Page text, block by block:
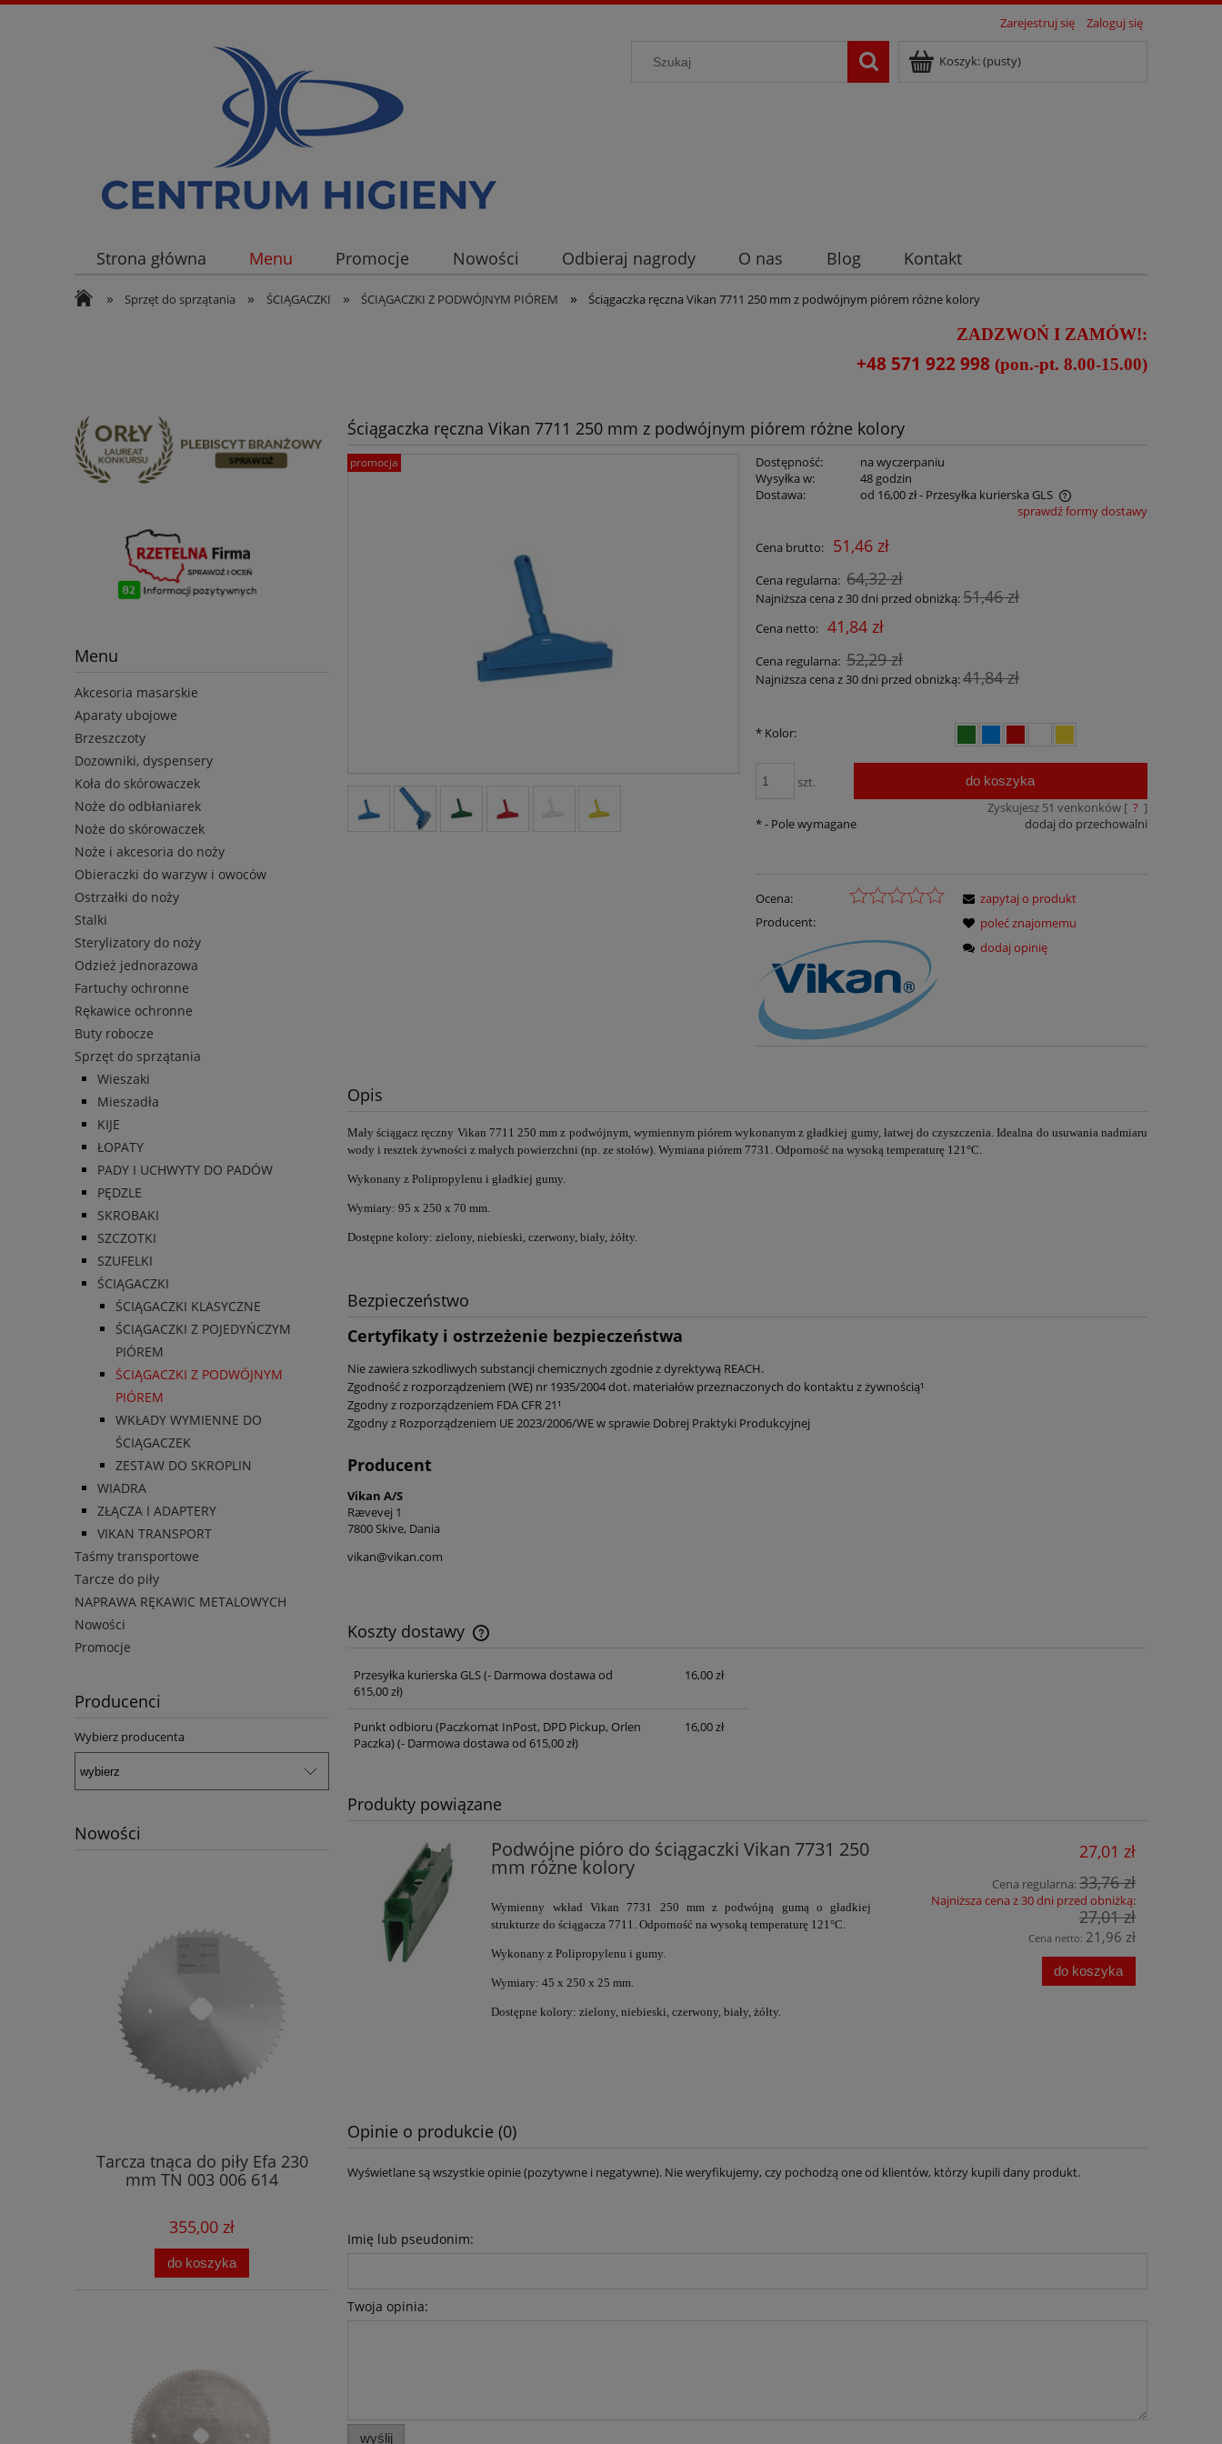
Zarejestruj się Zaloguj się
Koszyk:(pusty)
Strona główna Menu Promocje Nowości Odbieraj nagrody O nas Blog Kontakt
» Sprzęt do sprzątania » ŚCIĄGACZKI » ŚCIĄGACZKI Z PODWÓJNYM PIÓREM » Ściągaczka ręczna Vikan 7711 250 mm z podwójnym piórem różne kolory
ZADZWOŃ I ZAMÓW!:
+48 571 922 998 (pon.-pt. 8.00-15.00)
Menu
Akcesoria masarskie
Aparaty ubojowe
Brzeszczoty
Dozowniki, dyspensery
Koła do skórowaczek
Noże do odbłaniarek
Noże do skórowaczek
Noże i akcesoria do noży
Obieraczki do warzyw i owoców
Ostrzałki do noży
Stalki
Sterylizatory do noży
Odzież jednorazowa
Fartuchy ochronne
Rękawice ochronne
Buty robocze
Sprzęt do sprzątania
Wieszaki
Mieszadła
KIJE
ŁOPATY
PADY I UCHWYTY DO PADÓW
PĘDZLE
SKROBAKI
SZCZOTKI
SZUFELKI
ŚCIĄGACZKI
ŚCIĄGACZKI KLASYCZNE
ŚCIĄGACZKI Z POJEDYŃCZYM
PIÓREM
ŚCIĄGACZKI Z PODWÓJNYM
PIÓREM
WKŁADY WYMIENNE DO
ŚCIĄGACZEK
ZESTAW DO SKROPLIN
WIADRA
ZŁĄCZA I ADAPTERY
VIKAN TRANSPORT
Taśmy transportowe
Tarcze do piły
NAPRAWA RĘKAWIC METALOWYCH
Nowości
Promocje
Producenci
Wybierz producenta
Nowości
Tarcza tnąca do piły Efa 230
mm TN 003 006 614
355,00 zł
do koszyka
Ściągaczka ręczna Vikan 7711 250 mm z podwójnym piórem różne kolory
promocja Dostępność:
na wyczerpaniu
Wysyłka w:
48 godzin
Dostawa:
od 16,00 zł- Przesyłka kurierska GLS
płatności
sprawdź formy dostawy
Cena brutto: 51,46 zł
Cena regularna: 64,32 zł
Najniższa cena z 30 dni przed obniżką:51,46 zł
Cena netto: 41,84 zł
Cena regularna: 52,29 zł
Najniższa cena z 30 dni przed obniżką:41,84 zł
* Kolor:
szt. do koszyka
Zyskujesz 51 venkonków [ ? ]
dodaj do przechowalni
*- Pole wymagane
Ocena:
Producent:
zapytaj o produkt
poleć znajomemu
dodaj opinię
Opis
Mały ściągacz ręczny Vikan 7711 250 mm z podwójnym, wymiennym piórem wykonanym z gładkiej gumy, łatwej do czyszczenia. Idealna do usuwania nadmiaru
wody i resztek żywności z małych powierzchni (np. ze stołów). Wymiana piórem 7731. Odporność na wysoką temperaturę 121°C.
Wykonany z Polipropylenu i gładkiej gumy.
Wymiary: 95 x 250 x 70 mm.
Dostępne kolory: zielony, niebieski, czerwony, biały, żółty.
Bezpieczeństwo
Certyfikaty i ostrzeżenie bezpieczeństwa
Nie zawiera szkodliwych substancji chemicznych zgodnie z dyrektywą REACH.
Zgodność z rozporządzeniem (WE) nr 1935/2004 dot. materiałów przeznaczonych do kontaktu z żywnością¹
Zgodny z rozporządzeniem FDA CFR 21¹
Zgodny z Rozporządzeniem UE 2023/2006/WE w sprawie Dobrej Praktyki Produkcyjnej
Producent
Vikan A/S
Rævevej 1
7800 Skive, Dania
vikan@vikan.com
Koszty dostawy
Cena nie zawiera ewentualnych kosztów
Przesyłka kurierska GLS(- Darmowa dostawa od
615,00 zł)
16,00 zł
Punkt odbioru (Paczkomat InPost, DPD Pickup, Orlen
Paczka)(- Darmowa dostawa od 615,00 zł)
16,00 zł
Produkty powiązane
Podwójne pióro do ściągaczki Vikan 7731 250
mm różne kolory
Wymienny wkład Vikan 7731 250 mm z podwójną gumą o gładkiej
strukturze do ściągacza 7711. Odporność na wysoką temperaturę 121°C.
Wykonany z Polipropylenu i gumy.
Wymiary: 45 x 250 x 25 mm.
Dostępne kolory: zielony, niebieski, czerwony, biały, żółty.
27,01 zł
Cena regularna:33,76 zł
Najniższa cena z 30 dni przed obniżką:
27,01 zł
Cena netto: 21,96 zł
do koszyka
Opinie o produkcie (0)
Wyświetlane są wszystkie opinie (pozytywne i negatywne). Nie weryfikujemy, czy pochodzą one od klientów, którzy kupili dany produkt.
Imię lub pseudonim:
Twoja opinia:
wyślij